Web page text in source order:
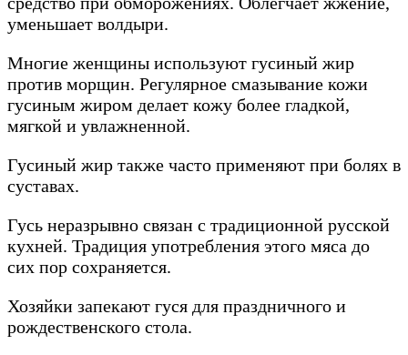
уменьшает волдыри.
Многие женщины используют гусиный жир
против морщин. Регулярное смазывание кожи
гусиным жиром делает кожу более гладкой,
мягкой и увлажненной.
Гусиный жир также часто применяют при болях в
суставах.
Гусь неразрывно связан с традиционной русской
кухней. Традиция употребления этого мяса до
сих пор сохраняется.
Хозяйки запекают гуся для праздничного и
рождественского стола.